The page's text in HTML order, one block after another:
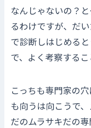
なんじゃないの？
るわけですが、だ
で診断しはじめる
で、よく考察するこ
こっちも専門家の
も向うは向こうで
だのムラサキだの